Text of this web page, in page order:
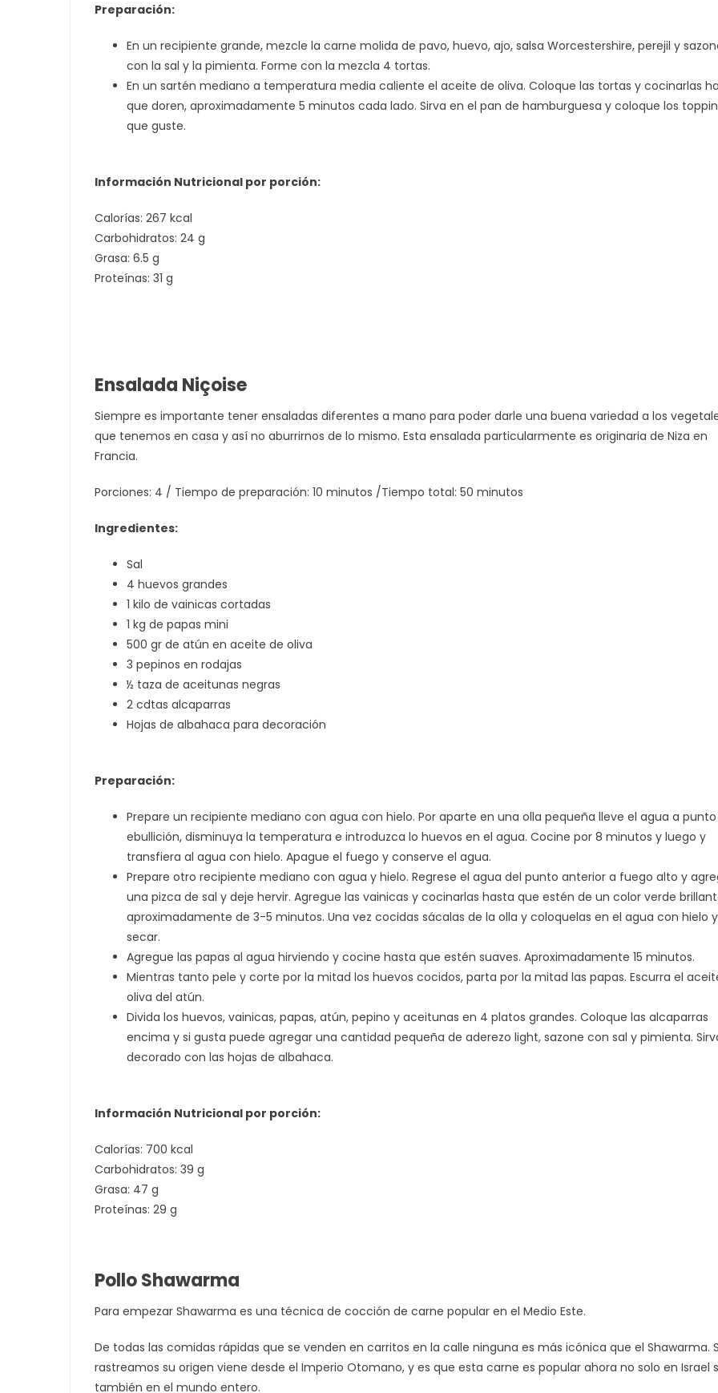
Preparación:
En un recipiente grande, mezcle la carne molida de pavo, huevo, ajo, salsa Worcestershire, perejil y
con la sal y la pimienta. Forme con la mezcla 4 tortas.
En un sartén mediano a temperatura media caliente el aceite de oliva. Coloque las tortas y cocinarlas
que doren, aproximadamente 5 minutos cada lado. Sirva en el pan de hamburguesa y coloque los
que guste.
Información Nutricional por porción:
Calorías: 267 kcal
Carbohidratos: 24 g
Grasa: 6.5 g
Proteínas: 31 g
Ensalada Niçoise
Siempre es importante tener ensaladas diferentes a mano para poder darle una buena variedad a los
que tenemos en casa y así no aburrirnos de lo mismo. Esta ensalada particularmente es originaria de Niza en
Francia.
Porciones: 4 / Tiempo de preparación: 10 minutos /Tiempo total: 50 minutos
Ingredientes:
Sal
4 huevos grandes
1 kilo de vainicas cortadas
1 kg de papas mini
500 gr de atún en aceite de oliva
3 pepinos en rodajas
½ taza de aceitunas negras
2 cdtas alcaparras
Hojas de albahaca para decoración
Preparación:
Prepare un recipiente mediano con agua con hielo. Por aparte en una olla pequeña lleve el agua a
ebullición, disminuya la temperatura e introduzca lo huevos en el agua. Cocine por 8 minutos y luego y
transfiera al agua con hielo. Apague el fuego y conserve el agua.
Prepare otro recipiente mediano con agua y hielo. Regrese el agua del punto anterior a fuego alto y
una pizca de sal y deje hervir. Agregue las vainicas y cocinarlas hasta que estén de un color verde
aproximadamente de 3-5 minutos. Una vez cocidas sácalas de la olla y coloquelas en el agua con hielo y
secar.
Agregue las papas al agua hirviendo y cocine hasta que estén suaves. Aproximadamente 15 minutos.
Mientras tanto pele y corte por la mitad los huevos cocidos, parta por la mitad las papas. Escurra el
oliva del atún.
Divida los huevos, vainicas, papas, atún, pepino y aceitunas en 4 platos grandes. Coloque las alcaparras
encima y si gusta puede agregar una cantidad pequeña de aderezo light, sazone con sal y pimienta.
decorado con las hojas de albahaca.
Información Nutricional por porción:
Calorías: 700 kcal
Carbohidratos: 39 g
Grasa: 47 g
Proteínas: 29 g
Pollo Shawarma
Para empezar Shawarma es una técnica de cocción de carne popular en el Medio Este.
De todas las comidas rápidas que se venden en carritos en la calle ninguna es más icónica que el Shawarma.
rastreamos su origen viene desde el Imperio Otomano, y es que esta carne es popular ahora no solo en Israel
también en el mundo entero.